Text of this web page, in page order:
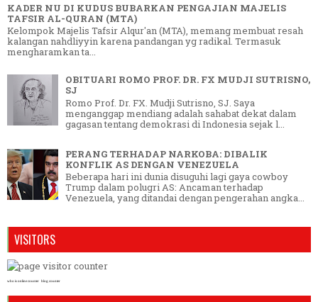
KADER NU DI KUDUS BUBARKAN PENGAJIAN MAJELIS
TAFSIR AL-QURAN (MTA)
Kelompok Majelis Tafsir Alqur'an (MTA), memang membuat resah
kalangan nahdliyyin karena pandangan yg radikal. Termasuk
mengharamkan ta...
OBITUARI ROMO PROF. DR. FX MUDJI SUTRISNO,
SJ
Romo Prof. Dr. FX. Mudji Sutrisno, SJ. Saya
menganggap mendiang adalah sahabat dekat dalam
gagasan tentang demokrasi di Indonesia sejak l...
PERANG TERHADAP NARKOBA: DIBALIK
KONFLIK AS DENGAN VENEZUELA
Beberapa hari ini dunia disuguhi lagi gaya cowboy
Trump dalam polugri AS: Ancaman terhadap
Venezuela, yang ditandai dengan pengerahan angka...
VISITORS
who is online counter blog counter